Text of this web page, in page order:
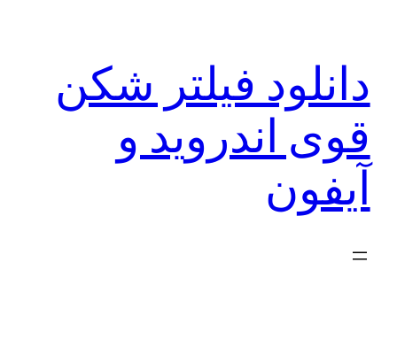
دانلود فیلتر شکن
قوی اندروید و
آیفون